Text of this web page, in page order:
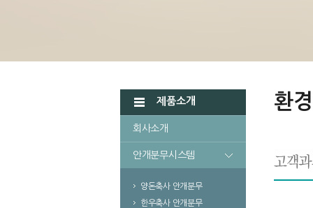
제품소개
회사소개
안개분무시스템
양돈축사 안개분무
한우축사 안개분무
환